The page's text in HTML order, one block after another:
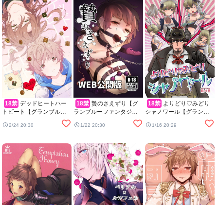
18禁
トビート【グランブルー
ファンタジー/ジクグラ】
2/24 20:30
18禁
ランブルーファンタジー/
1/22 20:30
18禁
シャノワール【グランブ
ルーファンタジー/バロシ
ャノ】
1/16 20:29